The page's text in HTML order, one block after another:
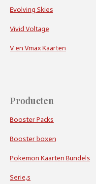
Evolving Skies
Vivid Voltage
V en Vmax Kaarten
Producten
Booster Packs
Booster boxen
Pokemon Kaarten Bundels
Serie,s